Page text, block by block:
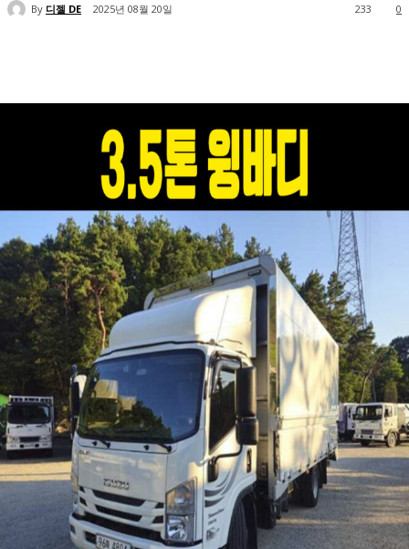
By 디젤 DE 2025년 08월 20일 0
233